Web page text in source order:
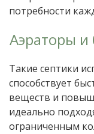
потребности
Аэраторы и
Такие септики
способствует
веществ и
идеально
ограниченным